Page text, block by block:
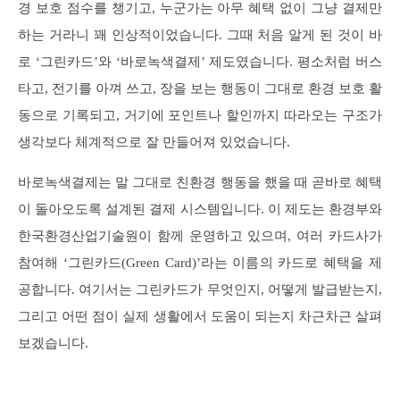
경 보호 점수를 챙기고, 누군가는 아무 혜택 없이 그냥 결제만
하는 거라니 꽤 인상적이었습니다. 그때 처음 알게 된 것이 바
로 ‘그린카드’와 ‘바로녹색결제’ 제도였습니다. 평소처럼 버스
타고, 전기를 아껴 쓰고, 장을 보는 행동이 그대로 환경 보호 활
동으로 기록되고, 거기에 포인트나 할인까지 따라오는 구조가
생각보다 체계적으로 잘 만들어져 있었습니다.
바로녹색결제는 말 그대로 친환경 행동을 했을 때 곧바로 혜택
이 돌아오도록 설계된 결제 시스템입니다. 이 제도는 환경부와
한국환경산업기술원이 함께 운영하고 있으며, 여러 카드사가
참여해 ‘그린카드(Green Card)’라는 이름의 카드로 혜택을 제
공합니다. 여기서는 그린카드가 무엇인지, 어떻게 발급받는지,
그리고 어떤 점이 실제 생활에서 도움이 되는지 차근차근 살펴
보겠습니다.